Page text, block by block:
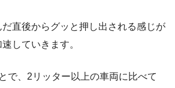
直後からグッと押し出される感じが
していきます。
で、2リッター以上の車両に比べて